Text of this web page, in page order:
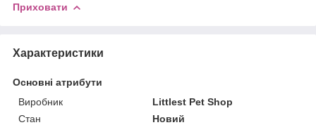
Приховати
Характеристики
Основні атрибути
Виробник
Littlest Pet Shop
Стан
Новий